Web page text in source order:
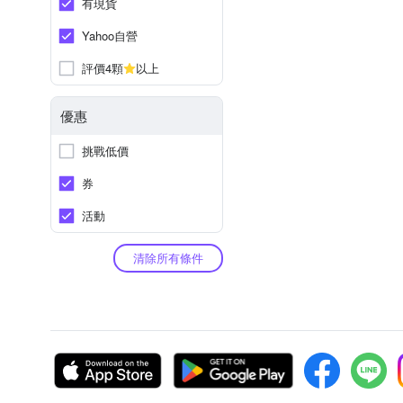
Yahoo自營
評價4顆
以上
優惠
挑戰低價
券
活動
清除所有條件